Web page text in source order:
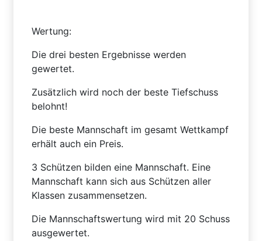
Wertung:
Die drei besten Ergebnisse werden
gewertet.
Zusätzlich wird noch der beste Tiefschuss
belohnt!
Die beste Mannschaft im gesamt Wettkampf
erhält auch ein Preis.
3 Schützen bilden eine Mannschaft. Eine
Mannschaft kann sich aus Schützen aller
Klassen zusammensetzen.
Die Mannschaftswertung wird mit 20 Schuss
ausgewertet.